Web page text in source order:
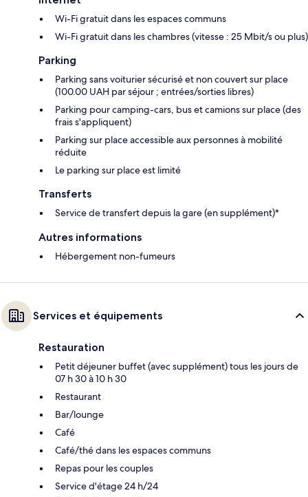
Wi-Fi gratuit dans les espaces communs
Wi-Fi gratuit dans les chambres (vitesse : 25 Mbit/s ou plus)
Parking
Parking sans voiturier sécurisé et non couvert sur place
(100.00 UAH par séjour ; entrées/sorties libres)
Parking pour camping-cars, bus et camions sur place (des
frais s'appliquent)
Parking sur place accessible aux personnes à mobilité
réduite
Le parking sur place est limité
Transferts
Service de transfert depuis la gare (en supplément)*
Autres informations
Hébergement non-fumeurs
Services et équipements
Restauration
Petit déjeuner buffet (avec supplément) tous les jours de
07 h 30 à 10 h 30
Restaurant
Bar/lounge
Café
Café/thé dans les espaces communs
Repas pour les couples
Service d'étage 24 h/24